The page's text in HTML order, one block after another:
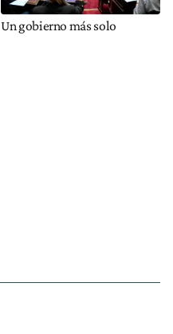
Un gobierno más solo